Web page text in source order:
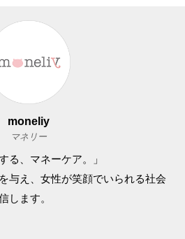
moneliy
マネリー
る、マネーケア。」
与え、女性が笑顔でいられる社会
します。